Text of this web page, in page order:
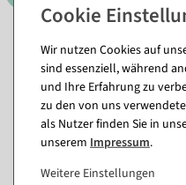
1000 cm
Wir nutzen Cookies auf
sind essenziell, während
und Ihre Erfahrung zu
zu den von uns
als Nutzer finden Sie in
unserem Impressum.
Weitere Einstellungen